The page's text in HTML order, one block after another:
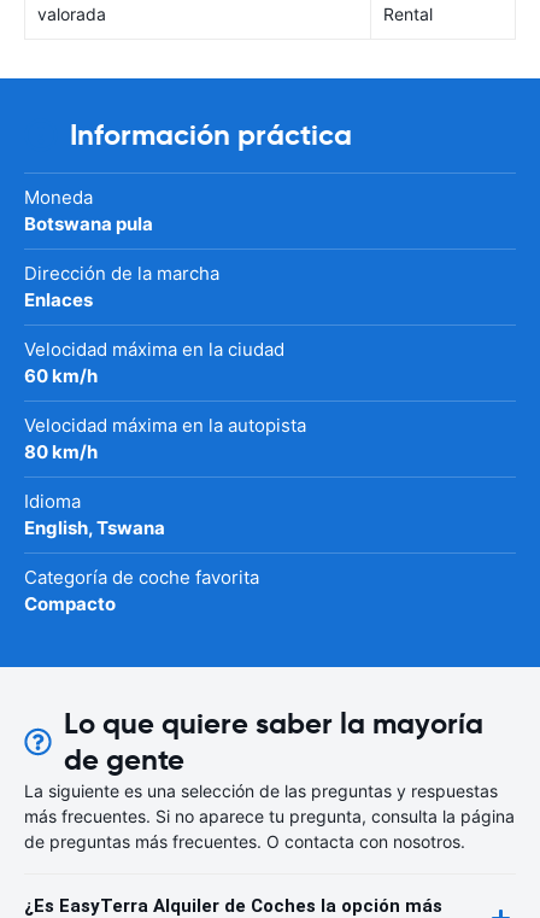
valorada
Rental
Información práctica
Moneda
Botswana pula
Dirección de la marcha
Enlaces
Velocidad máxima en la ciudad
60 km/h
Velocidad máxima en la autopista
80 km/h
Idioma
English, Tswana
Categoría de coche favorita
Compacto
Lo que quiere saber la mayoría
de gente
La siguiente es una selección de las preguntas y respuestas
más frecuentes. Si no aparece tu pregunta, consulta la página
de preguntas más frecuentes. O contacta con nosotros.
¿Es EasyTerra Alquiler de Coches la opción más